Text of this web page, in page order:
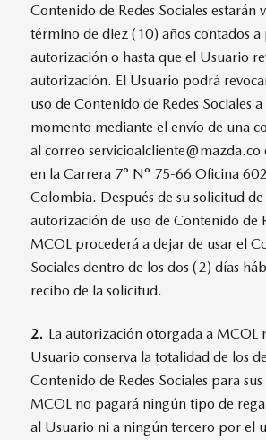
Contenido de Redes Sociales estarán
término de diez (10) años contados a
autorización o hasta que el Usuario
autorización. El Usuario podrá
uso de Contenido de Redes Sociales
momento mediante el envío de una
al correo
en la Carrera 7° N° 75-66 Oficina
Colombia. Después de su solicitud
autorización de uso de Contenido de
MCOL procederá a dejar de usar el
Sociales dentro de los dos (2) días
recibo de la solicitud.
2. La autorización otorgada a MCOL
Usuario conserva la totalidad de los
Contenido de Redes Sociales para
MCOL no pagará ningún tipo de
al Usuario ni a ningún tercero por el